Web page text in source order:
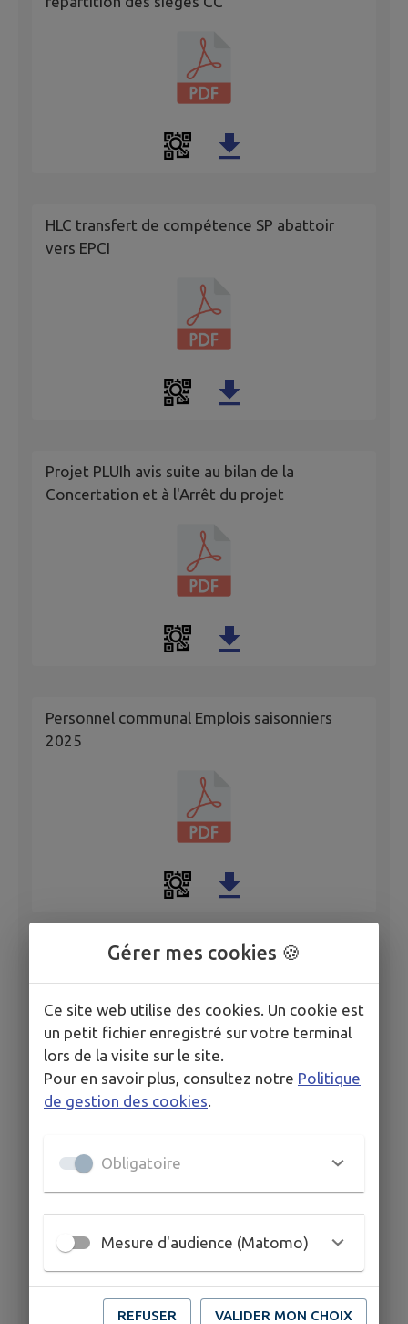
HLC transfert de compétence SP abattoir
vers EPCI
Projet PLUIh avis suite au bilan de la
Concertation et à l'Arrêt du projet
Personnel communal Emplois saisonniers
2025
Personnel communal Actualisation des Lignes
Directrices de Gestion
PROJET Lignes Directrices de Gestion 2025
Gérer mes cookies 🍪
Ce site web utilise des cookies. Un cookie est
un petit fichier enregistré sur votre terminal
lors de la visite sur le site.
Pour en savoir plus, consultez notre Politique
de gestion des cookies
Obligatoire
Mesure d'audience (Matomo)
REFUSER VALIDER MON CHOIX